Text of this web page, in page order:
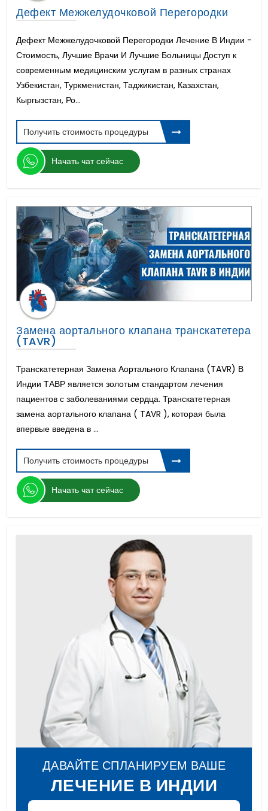
Дефект Межжелудочковой Перегородки
Дефект Межжелудочковой Перегородки Лечение В Индии -
Стоимость, Лучшие Врачи И Лучшие Больницы Доступ к
современным медицинским услугам в разных странах
Узбекистан, Туркменистан, Таджикистан, Казахстан,
Кыргызстан, Ро...
Получить стоимость процедуры
Начать чат сейчас
Замена аортального клапана транскатетера
(TAVR)
Транскатетерная Замена Аортального Клапана (TAVR) В
Индии ТАВР является золотым стандартом лечения
пациентов с заболеваниями сердца. Транскатетерная
замена аортального клапана ( TAVR ), которая была
впервые введена в ...
Получить стоимость процедуры
Начать чат сейчас
ДАВАЙТЕ СПЛАНИРУЕМ ВАШЕ
ЛЕЧЕНИЕ В ИНДИИ